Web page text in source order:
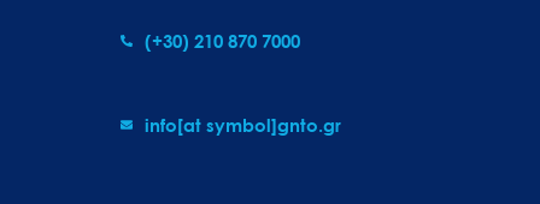
(+30) 210 870 7000
info[at symbol]gnto.gr